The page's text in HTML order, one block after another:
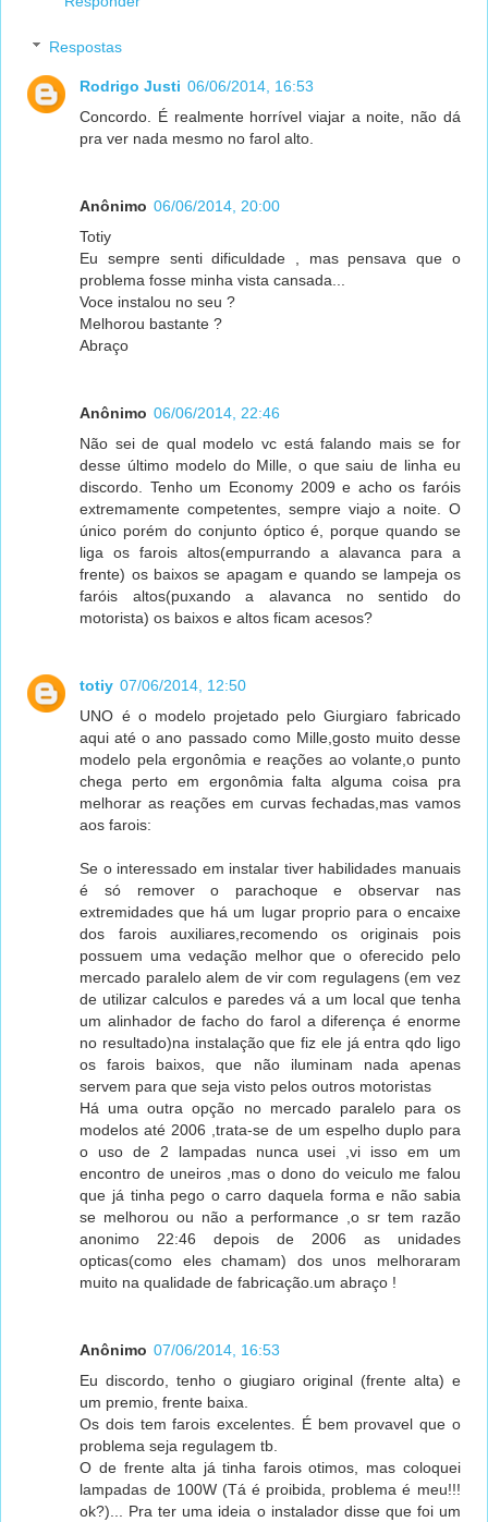
Respostas
Rodrigo Justi 06/06/2014, 16:53
Concordo. É realmente horrível viajar a noite, não dá
pra ver nada mesmo no farol alto.
Anônimo 06/06/2014, 20:00
Totiy
Eu sempre senti dificuldade , mas pensava que o
problema fosse minha vista cansada...
Voce instalou no seu ?
Melhorou bastante ?
Abraço
Anônimo 06/06/2014, 22:46
Não sei de qual modelo vc está falando mais se for
desse último modelo do Mille, o que saiu de linha eu
discordo. Tenho um Economy 2009 e acho os faróis
extremamente competentes, sempre viajo a noite. O
único porém do conjunto óptico é, porque quando se
liga os farois altos(empurrando a alavanca para a
frente) os baixos se apagam e quando se lampeja os
faróis altos(puxando a alavanca no sentido do
motorista) os baixos e altos ficam acesos?
totiy 07/06/2014, 12:50
UNO é o modelo projetado pelo Giurgiaro fabricado
aqui até o ano passado como Mille,gosto muito desse
modelo pela ergonômia e reações ao volante,o punto
chega perto em ergonômia falta alguma coisa pra
melhorar as reações em curvas fechadas,mas vamos
aos farois:
Se o interessado em instalar tiver habilidades manuais
é só remover o parachoque e observar nas
extremidades que há um lugar proprio para o encaixe
dos farois auxiliares,recomendo os originais pois
possuem uma vedação melhor que o oferecido pelo
mercado paralelo alem de vir com regulagens (em vez
de utilizar calculos e paredes vá a um local que tenha
um alinhador de facho do farol a diferença é enorme
no resultado)na instalação que fiz ele já entra qdo ligo
os farois baixos, que não iluminam nada apenas
servem para que seja visto pelos outros motoristas
Há uma outra opção no mercado paralelo para os
modelos até 2006 ,trata-se de um espelho duplo para
o uso de 2 lampadas nunca usei ,vi isso em um
encontro de uneiros ,mas o dono do veiculo me falou
que já tinha pego o carro daquela forma e não sabia
se melhorou ou não a performance ,o sr tem razão
anonimo 22:46 depois de 2006 as unidades
opticas(como eles chamam) dos unos melhoraram
muito na qualidade de fabricação.um abraço !
Anônimo 07/06/2014, 16:53
Eu discordo, tenho o giugiaro original (frente alta) e
um premio, frente baixa.
Os dois tem farois excelentes. É bem provavel que o
problema seja regulagem tb.
O de frente alta já tinha farois otimos, mas coloquei
lampadas de 100W (Tá é proibida, problema é meu!!!
ok?)... Pra ter uma ideia o instalador disse que foi um